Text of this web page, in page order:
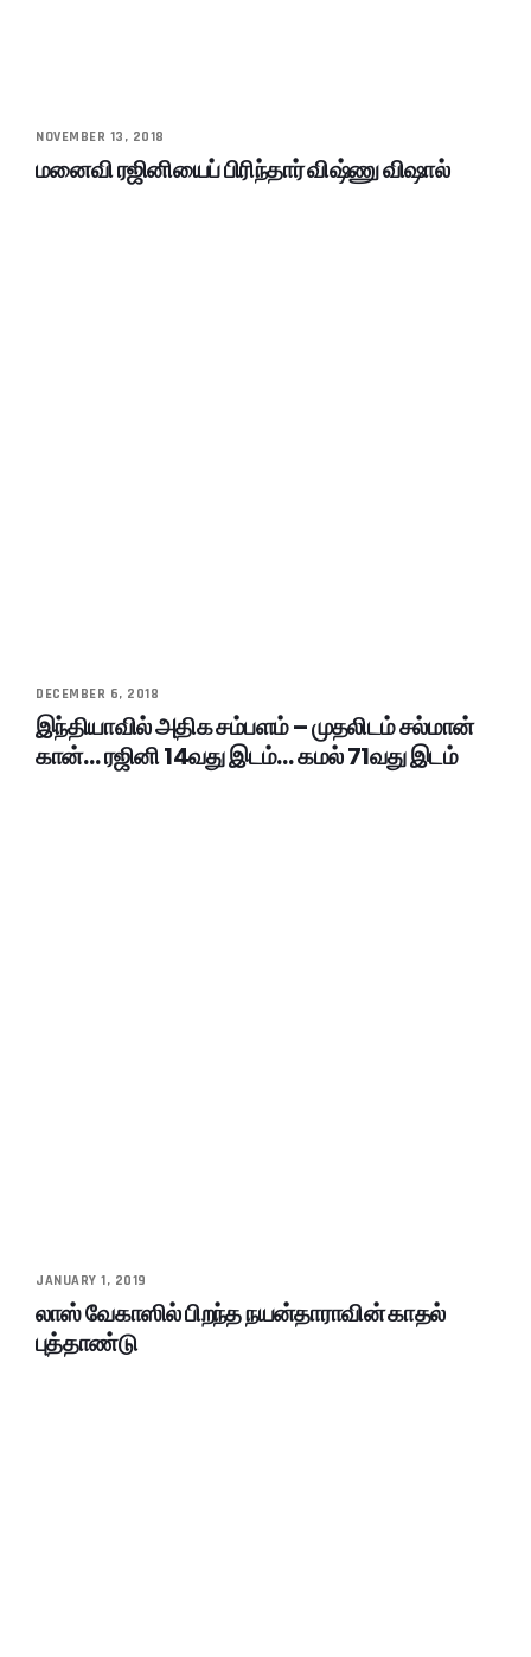
NOVEMBER 13, 2018
மனைவி ரஜினியைப் பிரிந்தார் விஷ்ணு விஷால்
DECEMBER 6, 2018
இந்தியாவில் அதிக சம்பளம் – முதலிடம் சல்மான்
கான்… ரஜினி 14வது இடம்… கமல் 71வது இடம்
JANUARY 1, 2019
லாஸ் வேகாஸில் பிறந்த நயன்தாராவின் காதல்
புத்தாண்டு